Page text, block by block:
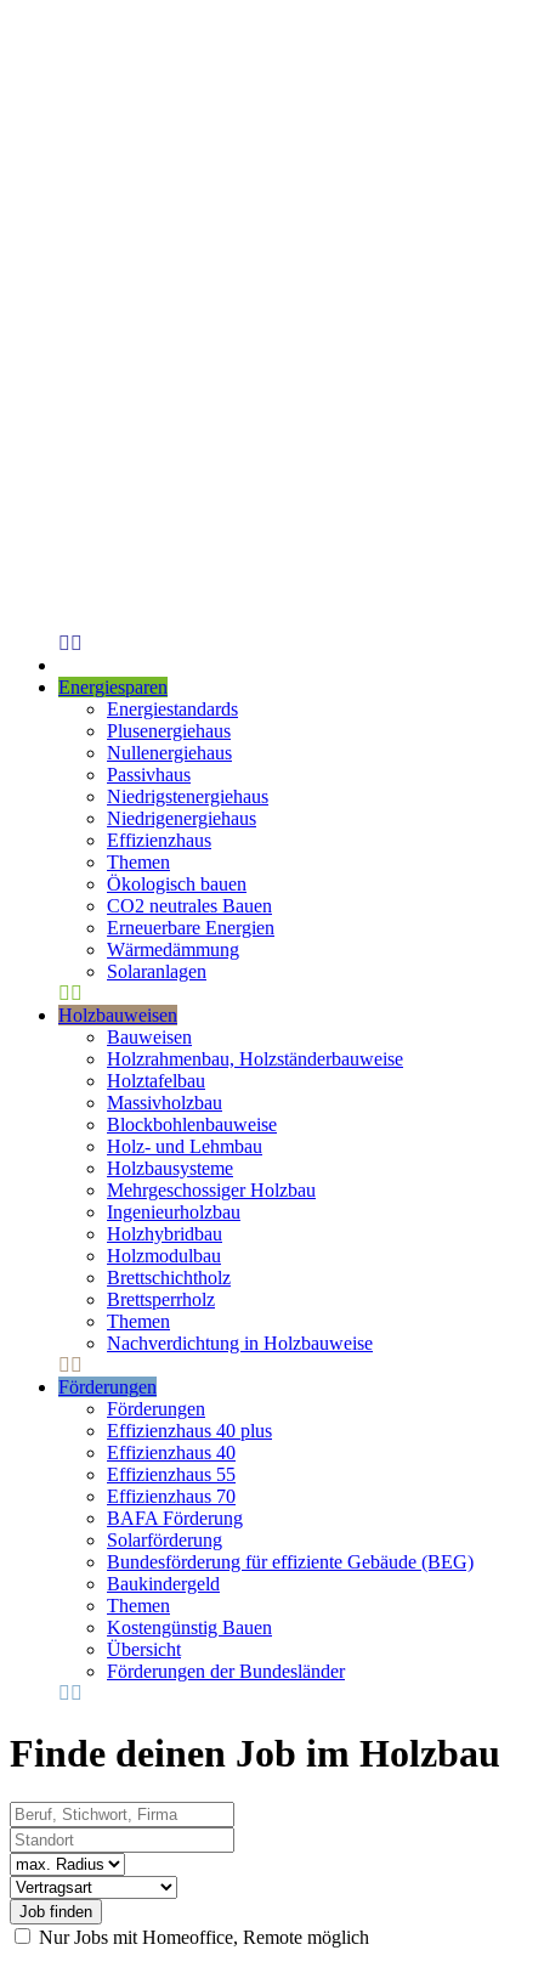
Energiesparen
Energiestandards
Plusenergiehaus
Nullenergiehaus
Passivhaus
Niedrigstenergiehaus
Niedrigenergiehaus
Effizienzhaus
Themen
Ökologisch bauen
CO2 neutrales Bauen
Erneuerbare Energien
Wärmedämmung
Solaranlagen
Holzbauweisen
Bauweisen
Holzrahmenbau, Holzständerbauweise
Holztafelbau
Massivholzbau
Blockbohlenbauweise
Holz- und Lehmbau
Holzbausysteme
Mehrgeschossiger Holzbau
Ingenieurholzbau
Holzhybridbau
Holzmodulbau
Brettschichtholz
Brettsperrholz
Themen
Nachverdichtung in Holzbauweise
Förderungen
Förderungen
Effizienzhaus 40 plus
Effizienzhaus 40
Effizienzhaus 55
Effizienzhaus 70
BAFA Förderung
Solarförderung
Bundesförderung für effiziente Gebäude (BEG)
Baukindergeld
Themen
Kostengünstig Bauen
Übersicht
Förderungen der Bundesländer
Finde deinen Job im Holzbau
Beruf, Stichwort, Firma
Standort
Radius
Vertragsart
Nur Jobs mit Homeoffice, Remote möglich